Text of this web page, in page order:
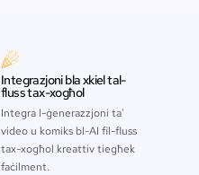
Integrazjoni bla xkiel tal-
fluss tax-xogħol
Integra l-ġenerazzjoni ta'
video u komiks bl-AI fil-fluss
tax-xogħol kreattiv tiegħek
faċilment.